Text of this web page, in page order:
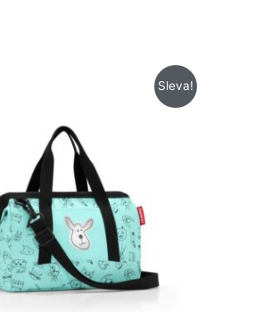
Sleva!
572 Kč.